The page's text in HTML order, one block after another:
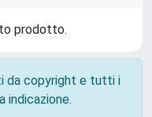
prodotto.
da copyright e tutti i
indicazione.